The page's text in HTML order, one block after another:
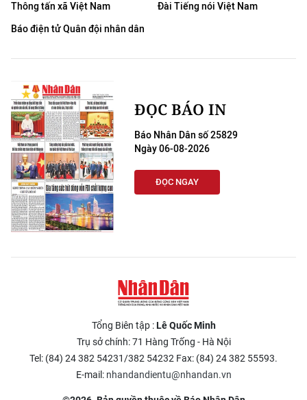
Thông tấn xã Việt Nam
Đài Tiếng nói Việt Nam
Báo điện tử Quân đội nhân dân
ĐỌC BÁO IN
Báo Nhân Dân số 25829
Ngày 06-08-2026
ĐỌC NGAY
Tổng Biên tập :Lê Quốc Minh
Trụ sở chính: 71 Hàng Trống - Hà Nội
Tel: (84) 24 382 54231/382 54232 Fax: (84) 24 382 55593.
E-mail: nhandandientu@nhandan.vn